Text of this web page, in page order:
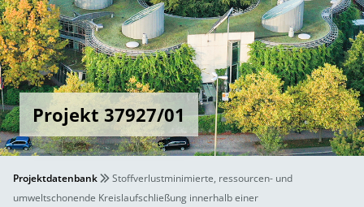
Projekt 37927/01
Projektdatenbank
Stoffverlustminimierte, ressourcen- und
umweltschonende Kreislaufschließung innerhalb einer